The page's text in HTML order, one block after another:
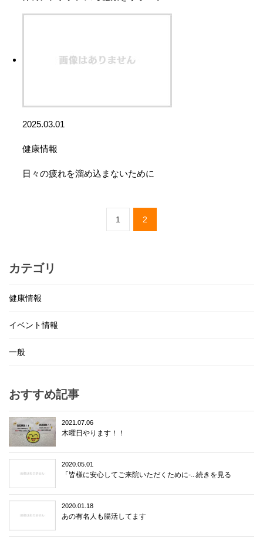
2025.03.01
健康情報
日々の疲れを溜め込まないために
1 2
カテゴリ
健康情報
イベント情報
一般
おすすめ記事
2021.07.06
木曜日やります！！
2020.05.01
「皆様に安心してご来院いただくために-...続きを見る
2020.01.18
あの有名人も腸活してます